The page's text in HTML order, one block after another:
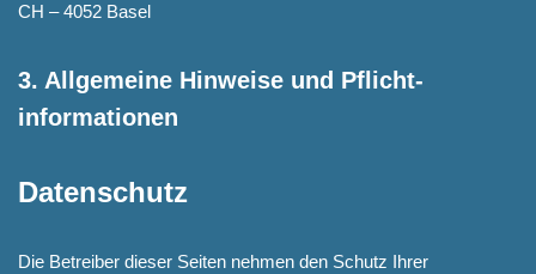
CH – 4052 Basel
3. Allgemeine Hinweise und Pflicht­
informationen
Datenschutz
Die Betreiber dieser Seiten nehmen den Schutz Ihrer